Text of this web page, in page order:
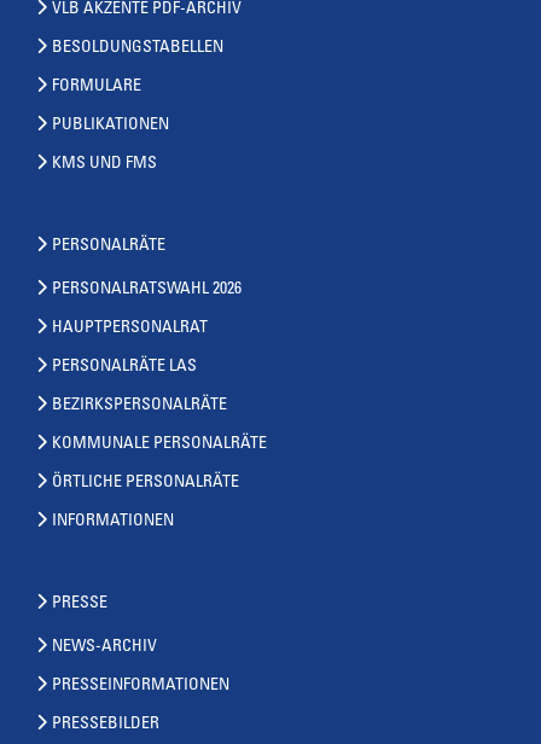
VLB AKZENTE PDF-ARCHIV
BESOLDUNGSTABELLEN
FORMULARE
PUBLIKATIONEN
KMS UND FMS
PERSONALRÄTE
PERSONALRATSWAHL 2026
HAUPTPERSONALRAT
PERSONALRÄTE LAS
BEZIRKSPERSONALRÄTE
KOMMUNALE PERSONALRÄTE
ÖRTLICHE PERSONALRÄTE
INFORMATIONEN
PRESSE
NEWS-ARCHIV
PRESSEINFORMATIONEN
PRESSEBILDER